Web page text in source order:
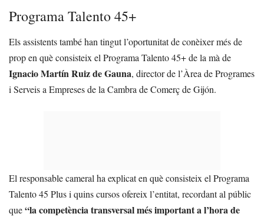
Programa Talento 45+
Els assistents també han tingut l’oportunitat de conèixer més de
prop en què consisteix el Programa Talento 45+ de la mà de
Ignacio Martín Ruiz de Gauna, director de l’Àrea de Programes
i Serveis a Empreses de la Cambra de Comerç de Gijón.
El responsable cameral ha explicat en què consisteix el Programa
Talento 45 Plus i quins cursos ofereix l’entitat, recordant al públic
que“la competència transversal més important a l’hora de